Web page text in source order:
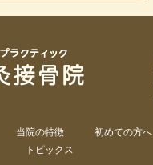
当院の特徴 初めての方へ
トピックス